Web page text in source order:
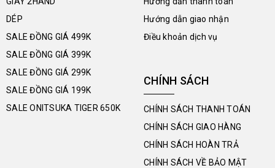
DÉP
SALE ĐỒNG GIÁ 499K
SALE ĐỒNG GIÁ 399K
SALE ĐỒNG GIÁ 299K
SALE ĐỒNG GIÁ 199K
SALE ONITSUKA TIGER 650K
Hướng dẫn giao nhận
Điều khoản dịch vụ
CHÍNH SÁCH
CHÍNH SÁCH THANH TOÁN
CHÍNH SÁCH GIAO HÀNG
CHÍNH SÁCH HOÀN TRẢ
CHÍNH SÁCH VỀ BẢO MẬT